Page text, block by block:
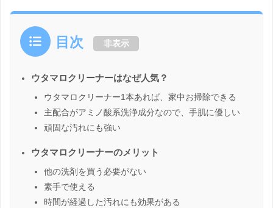
目次 非表示
ウタマロクリーナーはなぜ人気？
ウタマロクリーナー1本あれば、家中お掃除できる
主配合がアミノ酸系洗浄成分なので、手肌に優しい
頑固な汚れにも強い
ウタマロクリーナーのメリット
他の洗剤を買う必要がない
素手で使える
時間が経過した汚れにも効果がある